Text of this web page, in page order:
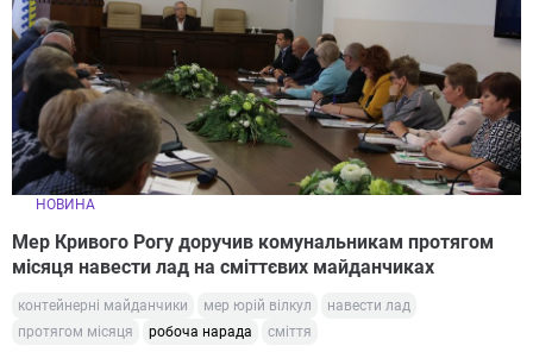
НОВИНА
Мер Кривого Рогу доручив комунальникам протягом
місяця навести лад на сміттєвих майданчиках
контейнерні майданчики мер юрій вілкул
навести лад
протягом місяця
робоча нарада сміття